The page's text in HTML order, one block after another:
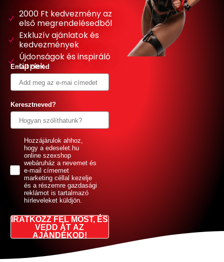
2000 Ft kedvezmény az
első megrendelésedből
Exkluzív ajánlatok és
kedvezmények
Újdonságok és inspiráló
tippek
Email címed
Keresztneved?
GDPRHozzájárulok ahhoz,
hogy a edeselet.hu
online szexshop
webáruház a nevemet és
e-mail címemet
marketing céllal kezelje
és a részemre gazdasági
reklámot is tartalmazó
hírleveleket küldjön.
IRATKOZZ FEL MOST, ÉS
VEDD ÁT AZ
AJÁNDÉKOD!